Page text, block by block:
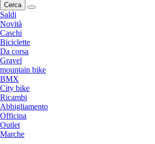
Cerca
Saldi
Novità
Caschi
Biciclette
Da corsa
Gravel
mountain bike
BMX
City bike
Ricambi
Abbigliamento
Officina
Outlet
Marche